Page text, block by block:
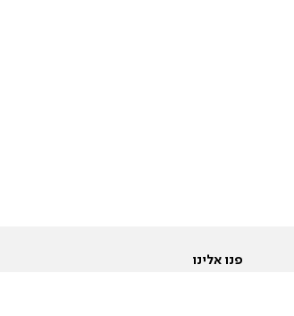
פנו אלינו